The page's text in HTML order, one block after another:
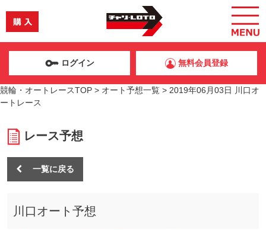
ログイン 無料会員登録
競輪・オートレースTOP > オート予想一覧 > 2019年06月03日 川口オ
ートレース
レース予想
一覧に戻る
川口オート予想